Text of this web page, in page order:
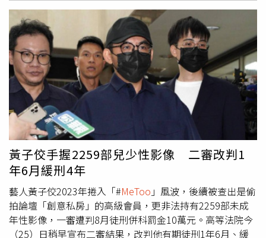
全文：一、謹代被害人A女感謝各界及媒體朋友的持續關
心，本所作為被害人A女的告訴代理人，在此說明，我們已
在司法程序中，為當事人爭取到現階段所能達成的最佳權益
與正義。二、我們要特別感謝民、刑事法官們在整個審理過
程中，展現了高度的同理心與耐心，不僅依法保護了被害人
的隱私，更給予了被害人充分陳述的空間與尊重。這份來自
司法的温暖，是支持被害人走下去的重要力量。三、基於對
當事人的保護及保密義務，我們無法透露案件細節。四、對
於黃子佼先生在聲明稿所言「若沒有下載就沒有人會供
給」，我們認為這個聲明相當關鍵。這句話不僅揭示了數位
性暴力犯罪的結構性根源，更應成為他深切反省的起點。我
們期盼他能將此認知轉化為未來彌補過錯、防止再犯的具體
行動。五、然而，正義的道路尚未走完。黃先生的案件僅是
冰山一角。那些最初拍攝、製作、上傳這些影像，並建立平
台牟利的加害者，至今仍有許多逍遙法外。他們才是這條黑
暗產業鏈的源頭。六、我們在此沉重呼籲司法與警政單位，
切勿因單一案件的進展而停下腳步。請務必持續積極追查境
聲明，表示目前已在法院協助下，向全數的被害人完成和
解，並指出「我已認知每一張兒童少年性影像都是血淋淋的
故事，會造成孩子一輩子創傷。若沒有人下載，就不會有人
供給。我深切悔悟當年做錯的事，向所有被害者再次道
歉。」
黃子佼手握2259部兒少性影像 二審改判1
年6月緩刑4年
藝人黃子佼2023年捲入「#MeToo 」風波，後續被查出是偷
拍論壇「創意私房」的高級會員，更非法持有2259部未成
年性影像，一審遭判8月徒刑併科罰金10萬元。高等法院今
（25）日稍早宣布二審結果，改判他有期徒刑1年6月、緩